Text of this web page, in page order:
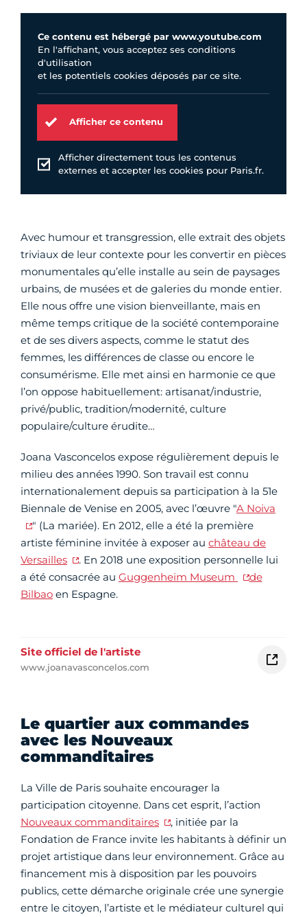
Ce contenu est hébergé par www.youtube.com
En l'affichant, vous acceptez ses conditions
d'utilisation
et les potentiels cookies déposés par ce site.
Afficher ce contenu
Afficher directement tous les contenus
externes et accepter les cookies pour Paris.fr.
Avec humour et transgression, elle extrait des objets
triviaux de leur contexte pour les convertir en pièces
monumentales qu’elle installe au sein de paysages
urbains, de musées et de galeries du monde entier.
Elle nous offre une vision bienveillante, mais en
même temps critique de la société contemporaine
et de ses divers aspects, comme le statut des
femmes, les différences de classe ou encore le
consumérisme. Elle met ainsi en harmonie ce que
l’on oppose habituellement: artisanat/industrie,
privé/public, tradition/modernité, culture
populaire/culture érudite…
Joana Vasconcelos expose régulièrement depuis le
milieu des années 1990. Son travail est connu
internationalement depuis sa participation à la 51e
Biennale de Venise en 2005, avec l’œuvre "A Noiva
" (La mariée). En 2012, elle a été la première
artiste féminine invitée à exposer au château de
Versailles
. En 2018 une exposition personnelle lui
a été consacrée au Guggenheim Museum
de
Bilbao en Espagne.
Site officiel de l'artiste
www.joanavasconcelos.com
Le quartier aux commandes
avec les Nouveaux
commanditaires
La Ville de Paris souhaite encourager la
participation citoyenne. Dans cet esprit, l’action
Nouveaux commanditaires
, initiée par la
Fondation de France invite les habitants à définir un
projet artistique dans leur environnement. Grâce au
financement mis à disposition par les pouvoirs
publics, cette démarche originale crée une synergie
entre le citoyen, l’artiste et le médiateur culturel qui